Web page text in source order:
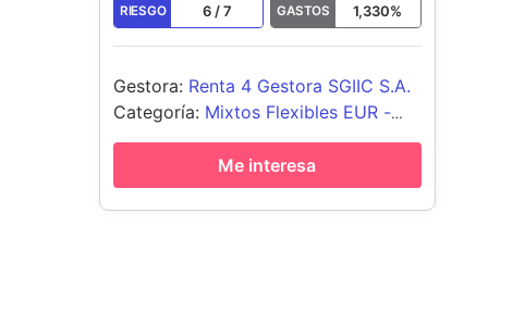
RIESGO 6/7 GASTOS 1,330%
Gestora: Renta 4 Gestora SGIIC S.A.
Categoría: Mixtos Flexibles EUR -
Global
Me interesa